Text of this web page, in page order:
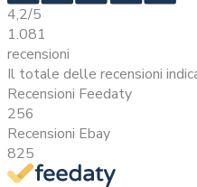
4,2/5
1.081
recensioni
Il totale delle recensioni
Recensioni Feedaty
256
Recensioni Ebay
825